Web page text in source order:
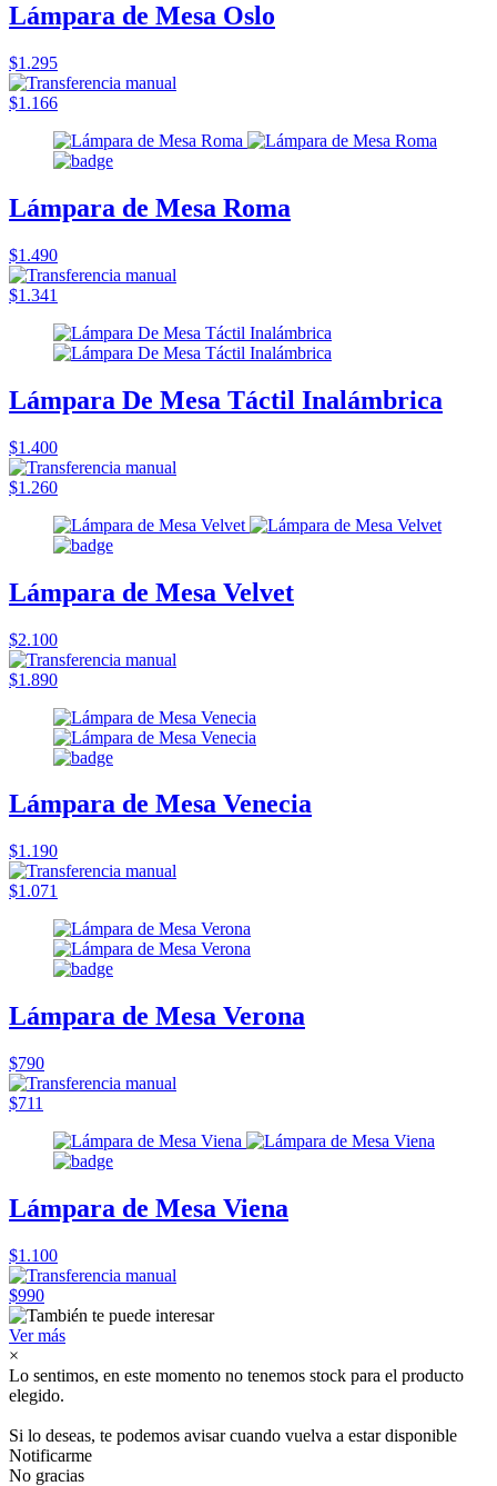
Lámpara de Mesa Oslo
$1.295
$1.166
Lámpara de Mesa Roma
$1.490
$1.341
Lámpara De Mesa Táctil Inalámbrica
$1.400
$1.260
Lámpara de Mesa Velvet
$2.100
$1.890
Lámpara de Mesa Venecia
$1.190
$1.071
Lámpara de Mesa Verona
$790
$711
Lámpara de Mesa Viena
$1.100
$990
Ver más
×
Lo sentimos, en este momento no tenemos stock para el producto
elegido.
Si lo deseas, te podemos avisar cuando vuelva a estar disponible
Notificarme
No gracias